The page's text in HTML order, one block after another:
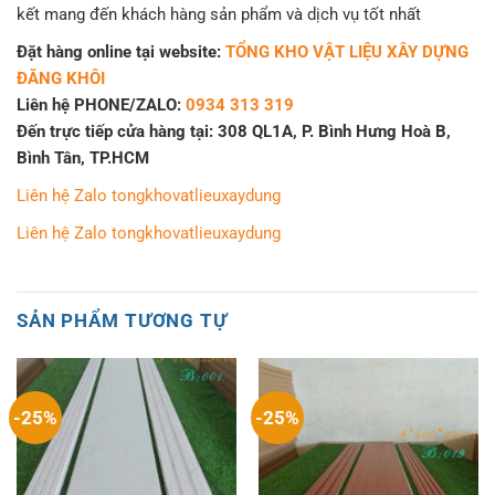
kết mang đến khách hàng sản phẩm và dịch vụ tốt nhất
Đặt hàng online tại website: TỔNG KHO VẬT LIỆU XÂY DỰNG
ĐĂNG KHÔI
Liên hệ PHONE/ZALO: 0934 313 319
Đến trực tiếp cửa hàng tại: 308 QL1A, P. Bình Hưng Hoà B,
Bình Tân, TP.HCM
Liên hệ Zalo tongkhovatlieuxaydung
Liên hệ Zalo tongkhovatlieuxaydung
SẢN PHẨM TƯƠNG TỰ
-25% -25%